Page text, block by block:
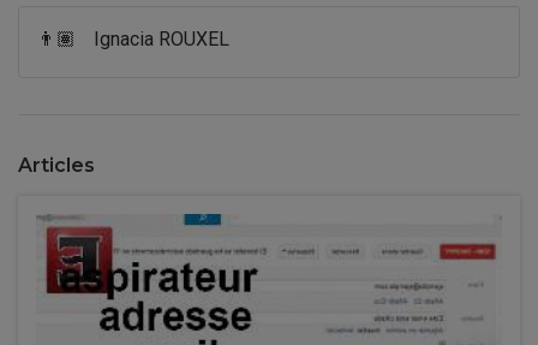
👨🏽 Ignacia ROUXEL
Articles